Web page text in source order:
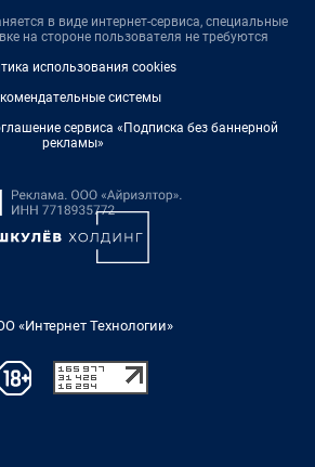
в виде интернет-сервиса, специальные
на стороне пользователя не требуются
использования cookies
системы
сервиса «Подписка без баннерной
рекламы»
«Интернет Технологии»